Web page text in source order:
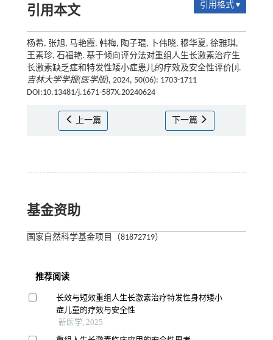
引用本文 引用格式 ▾
杨希, 张旭, 马艳霞, 韩梅, 陶子琨, 卜伟晓, 穆华夏, 徐雅琪,
王素珍, 石福艳. 基于倾向评分法对重组人生长激素治疗生
长激素缺乏症和特发性矮小症患儿的疗效及安全性评价[J].
吉林大学学报(医学版), 2024, 50(06): 1703-1711
DOI:10.13481/j.1671-587X.20240624
上一篇 下一篇
基金资助
国家自然科学基金项目（81872719）